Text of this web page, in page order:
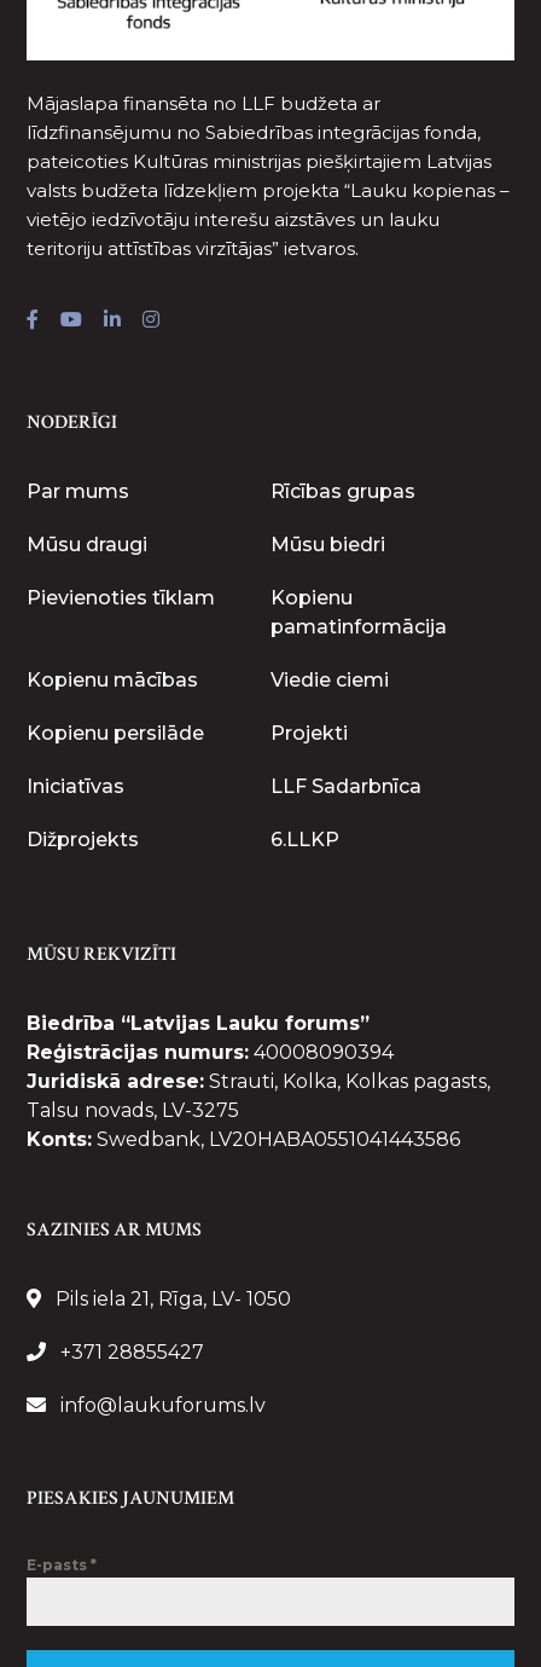
Mājaslapa finansēta no LLF budžeta ar
līdzfinansējumu no Sabiedrības integrācijas fonda,
pateicoties Kultūras ministrijas piešķirtajiem Latvijas
valsts budžeta līdzekļiem projekta “Lauku kopienas –
vietējo iedzīvotāju interešu aizstāves un lauku
teritoriju attīstības virzītājas” ietvaros.
NODERĪGI
Par mums Rīcības grupas
Mūsu draugi Mūsu biedri
Pievienoties tīklam
Kopienu
pamatinformācija
Kopienu mācības Viedie ciemi
Kopienu persilāde Projekti
Iniciatīvas LLF Sadarbnīca
Dižprojekts 6.LLKP
MŪSU REKVIZĪTI
Biedrība “Latvijas Lauku forums”
Reģistrācijas numurs: 40008090394
Juridiskā adrese: Strauti, Kolka, Kolkas pagasts,
Talsu novads, LV-3275
Konts: Swedbank, LV20HABA0551041443586
SAZINIES AR MUMS
Pils iela 21, Rīga, LV- 1050
+371 28855427
info@laukuforums.lv
PIESAKIES JAUNUMIEM
E-pasts*